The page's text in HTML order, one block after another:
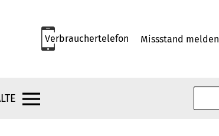
Verbrauchertelefon Missstand melden